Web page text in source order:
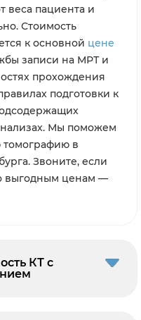
веса пациента и
Стоимость
к основной цене
записи на МРТ и
прохождения
подготовки к
Мы поможем
томографию в
Звоните, если
выгодным ценам —
КТ с